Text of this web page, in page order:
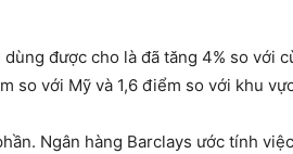
được cho là đã tăng 4% so với
so với Mỹ và 1,6 điểm so với khu
Ngân hàng Barclays ước tính